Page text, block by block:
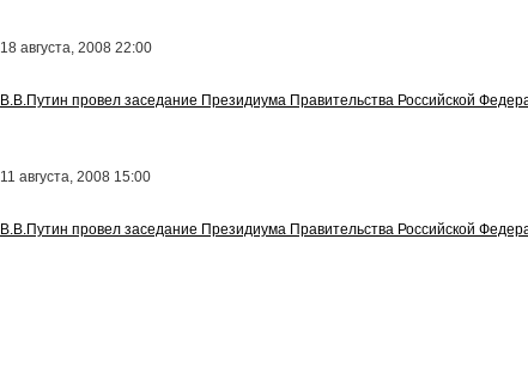
18 августа, 2008 22:00
В.В.Путин провел заседание Президиума Правительства Российской
11 августа, 2008 15:00
В.В.Путин провел заседание Президиума Правительства Российской